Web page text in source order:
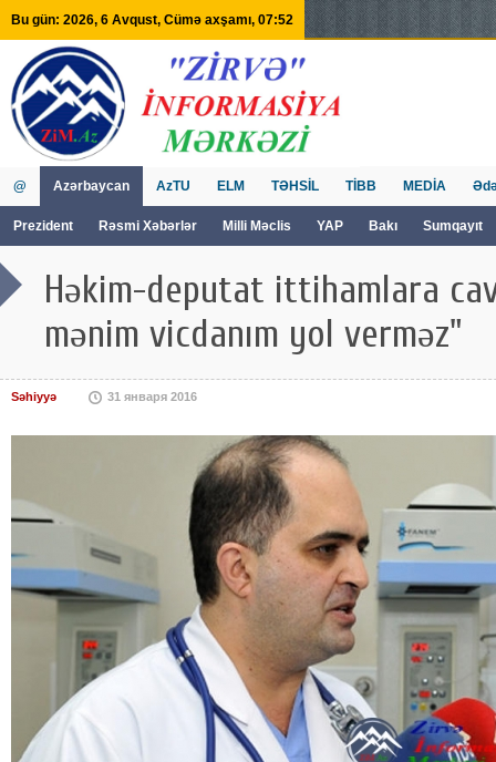
Bu gün: 2026, 6 Avqust, Cümə axşamı, 07:52
@ Azərbaycan
Prezident Rəsmi Xəbərlər Milli Məclis YAP Bakı Sumqayıt
AzTU ELM TƏHSİL TİBB MEDİA
Həkim-deputat ittihamlara
mənim vicdanım yol verməz"
Səhiyyə 31 января 2016